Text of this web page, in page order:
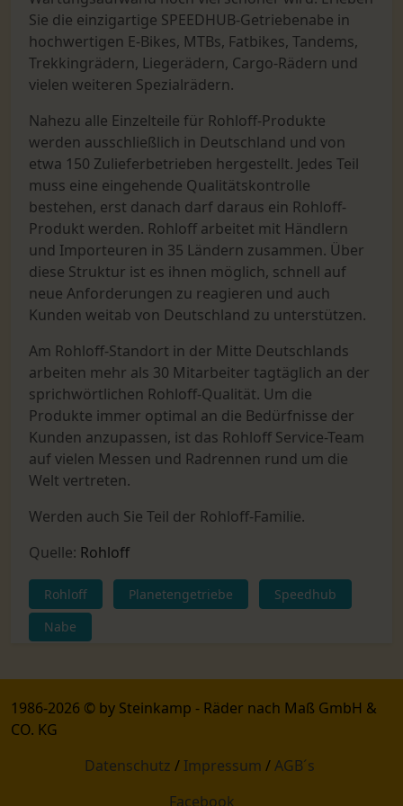
Sie die einzigartige SPEEDHUB-Getriebenabe in
hochwertigen E-Bikes, MTBs, Fatbikes, Tandems,
Trekkingrädern, Liegerädern, Cargo-Rädern und
vielen weiteren Spezialrädern.
Nahezu alle Einzelteile für Rohloff-Produkte
werden ausschließlich in Deutschland und von
etwa 150 Zulieferbetrieben hergestellt. Jedes Teil
muss eine eingehende Qualitätskontrolle
bestehen, erst danach darf daraus ein Rohloff-
Produkt werden. Rohloff arbeitet mit Händlern
und Importeuren in 35 Ländern zusammen. Über
diese Struktur ist es ihnen möglich, schnell auf
neue Anforderungen zu reagieren und auch
Kunden weitab von Deutschland zu unterstützen.
Am Rohloff-Standort in der Mitte Deutschlands
arbeiten mehr als 30 Mitarbeiter tagtäglich an der
sprichwörtlichen Rohloff-Qualität. Um die
Produkte immer optimal an die Bedürfnisse der
Kunden anzupassen, ist das Rohloff Service-Team
auf vielen Messen und Radrennen rund um die
Welt vertreten.
Werden auch Sie Teil der Rohloff-Familie.
Quelle: Rohloff
Rohloff Planetengetriebe
Speedhub
Nabe
1986-2026 © by Steinkamp - Räder nach Maß GmbH &
CO. KG
Datenschutz / Impressum /AGB´s
Facebook